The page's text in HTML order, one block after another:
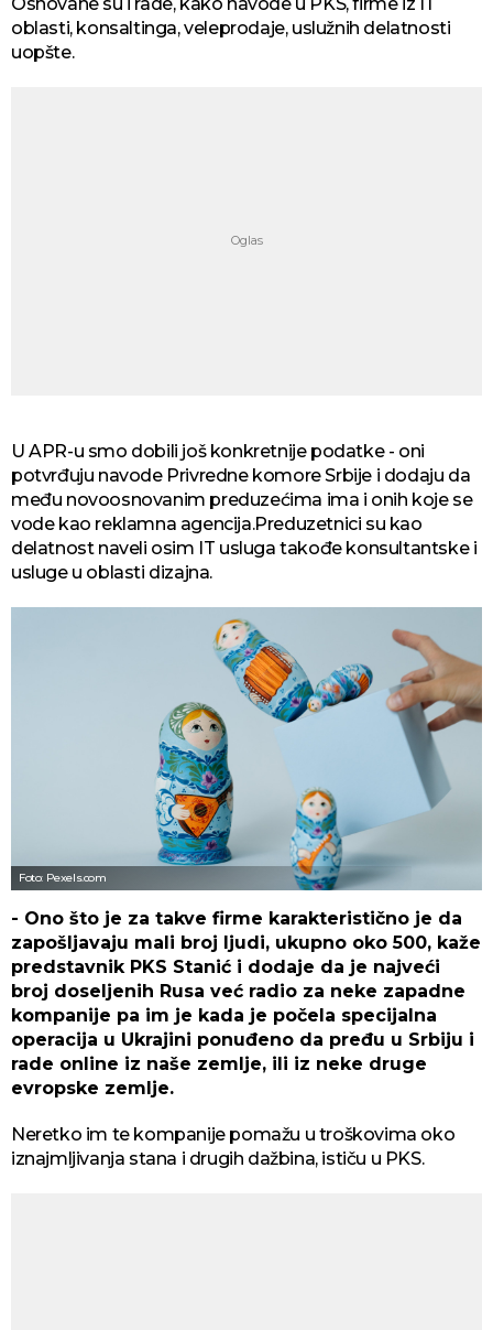
oblasti, konsaltinga, veleprodaje, uslužnih delatnosti
uopšte.
U APR-u smo dobili još konkretnije podatke - oni
potvrđuju navode Privredne komore Srbije i dodaju da
među novoosnovanim preduzećima ima i onih koje se
vode kao reklamna agencija.Preduzetnici su kao
delatnost naveli osim IT usluga takođe konsultantske i
usluge u oblasti dizajna.
Foto: Pexels.com
- Ono što je za takve firme karakteristično je da
zapošljavaju mali broj ljudi, ukupno oko 500, kaže
predstavnik PKS Stanić i dodaje da je najveći
broj doseljenih Rusa već radio za neke zapadne
kompanije pa im je kada je počela specijalna
operacija u Ukrajini ponuđeno da pređu u Srbiju i
rade online iz naše zemlje, ili iz neke druge
evropske zemlje.
Neretko im te kompanije pomažu u troškovima oko
iznajmljivanja stana i drugih dažbina, ističu u PKS.